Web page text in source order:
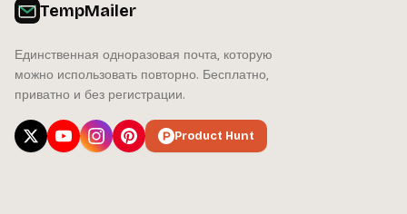
TempMailer
Единственная одноразовая почта, которую
можно использовать повторно. Бесплатно,
приватно и без регистрации.
Product Hunt